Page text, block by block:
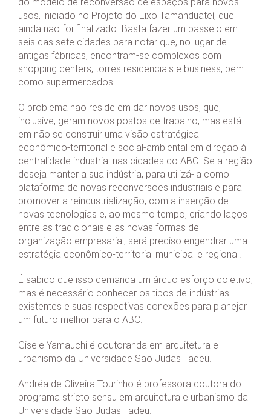
usos, iniciado no Projeto do Eixo Tamanduateí, que
ainda não foi finalizado. Basta fazer um passeio em
seis das sete cidades para notar que, no lugar de
antigas fábricas, encontram-se complexos com
shopping centers, torres residenciais e business, bem
como supermercados.
O problema não reside em dar novos usos, que,
inclusive, geram novos postos de trabalho, mas está
em não se construir uma visão estratégica
econômico-territorial e social-ambiental em direção à
centralidade industrial nas cidades do ABC. Se a região
deseja manter a sua indústria, para utilizá-la como
plataforma de novas reconversões industriais e para
promover a reindustrialização, com a inserção de
novas tecnologias e, ao mesmo tempo, criando laços
entre as tradicionais e as novas formas de
organização empresarial, será preciso engendrar uma
estratégia econômico-territorial municipal e regional.
É sabido que isso demanda um árduo esforço coletivo,
mas é necessário conhecer os tipos de indústrias
existentes e suas respectivas conexões para planejar
um futuro melhor para o ABC.
Gisele Yamauchi é doutoranda em arquitetura e
urbanismo da Universidade São Judas Tadeu.
Andréa de Oliveira Tourinho é professora doutora do
programa stricto sensu em arquitetura e urbanismo da
Universidade São Judas Tadeu.